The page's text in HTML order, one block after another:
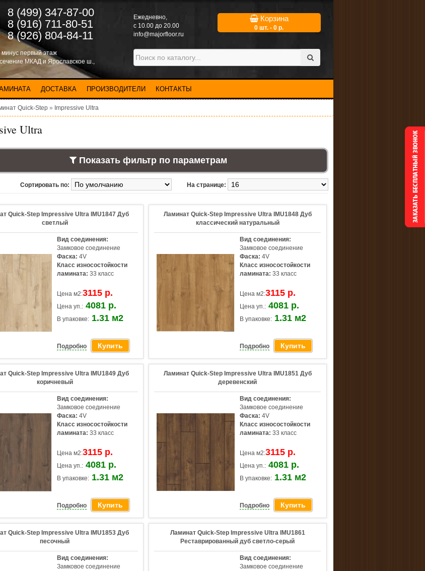
8 (499) 347-87-00
8 (916) 711-80-51
8 (926) 804-84-11
Eжедневно,
с 10.00 до 20.00
info@majorfloor.ru
Корзина
0 шт. - 0 р.
первый этаж
МКАД и Ярославское ш.,
ДОСТАВКА ПРОИЗВОДИТЕЛИ КОНТАКТЫ
Quick-Step » Impressive Ultra
Ultra
Показать фильтр по параметрам
На странице:
Сортировать по:
Quick-Step Impressive Ultra IMU1847 Дуб
светлый
Вид соединения:
Замковое соединение
Фаска: 4V
Класс износостойкости
ламината: 33 класс
Цена м2:3115 р.
Цена уп.: 4081 р.
В упаковке: 1.31 м2
Подробно Купить
Ламинат Quick-Step Impressive Ultra IMU1848 Дуб
классический натуральный
Вид соединения:
Замковое соединение
Фаска: 4V
Класс износостойкости
ламината: 33 класс
Цена м2:3115 р.
Цена уп.: 4081 р.
В упаковке: 1.31 м2
Подробно Купить
Quick-Step Impressive Ultra IMU1849 Дуб
коричневый
Вид соединения:
Замковое соединение
Фаска: 4V
Класс износостойкости
ламината: 33 класс
Цена м2:3115 р.
Цена уп.: 4081 р.
В упаковке: 1.31 м2
Подробно Купить
Ламинат Quick-Step Impressive Ultra IMU1851 Дуб
деревенский
Вид соединения:
Замковое соединение
Фаска: 4V
Класс износостойкости
ламината: 33 класс
Цена м2:3115 р.
Цена уп.: 4081 р.
В упаковке: 1.31 м2
Подробно Купить
Quick-Step Impressive Ultra IMU1853 Дуб
песочный
Вид соединения:
Замковое соединение
Ламинат Quick-Step Impressive Ultra IMU1861
Реставрированный дуб светло-серый
Вид соединения:
Замковое соединение